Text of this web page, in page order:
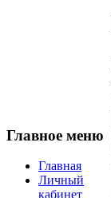
Главное меню
Главная
Личный
кабинет